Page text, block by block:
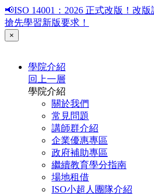
📢ISO 14001：2026 正式改版！改
搶先學習新版要求！
×
學院介紹
回上一層
學院介紹
關於我們
常見問題
講師群介紹
企業優惠專區
政府補助專區
繼續教育學分指南
場地租借
ISO小超人團隊介紹